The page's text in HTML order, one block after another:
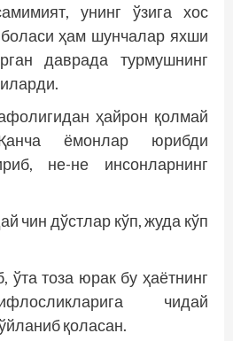
унинг ўзига хос
ҳам шунчалар яхши
даврада турмушнинг
ҳайрон қолмай
ёмонлар юрибди
не-не инсонларнинг
чин дўстлар кўп, жуда кўп
ўта тоза юрак бу ҳаётнинг
чидай
қоласан.